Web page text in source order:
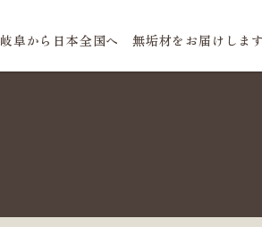
岐阜から日本全国へ 無垢材をお届けします